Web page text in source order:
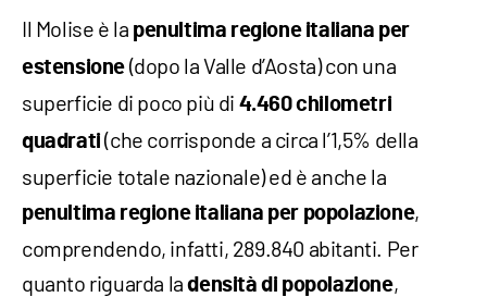
Il Molise è la penultima regione italiana per
estensione (dopo la Valle d’Aosta) con una
superficie di poco più di 4.460 chilometri
quadrati (che corrisponde a circa l’1,5% della
superficie totale nazionale) ed è anche la
penultima regione italiana per popolazione,
comprendendo, infatti, 289.840 abitanti. Per
quanto riguarda ladensità di popolazione,